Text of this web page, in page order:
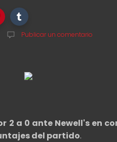
Publicar un comentario
2 a 0 ante Newell's en
del partido.